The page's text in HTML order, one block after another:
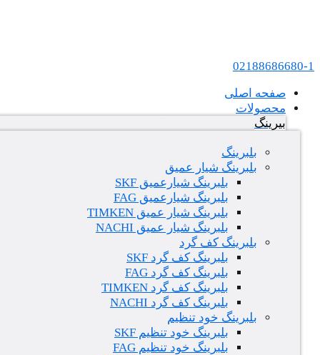
02188686680-1
صفحه اصلی
محصولات
بیرینگ
بلبرینگ
بلبرینگ شیار عمیق
بلبرینگ شیارعمیق SKF
بلبرینگ شیارعمیق FAG
بلبرینگ شیار عمیق TIMKEN
بلبرینگ شیار عمیق NACHI
بلبرینگ کف گرد
بلبرینگ کف گرد SKF
بلبرینگ کف گرد FAG
بلبرینگ کف گرد TIMKEN
بلبرینگ کف گرد NACHI
بلبرینگ خود تنظیم
بلبرینگ خود تنظیم SKF
بلبرینگ خود تنظیم FAG